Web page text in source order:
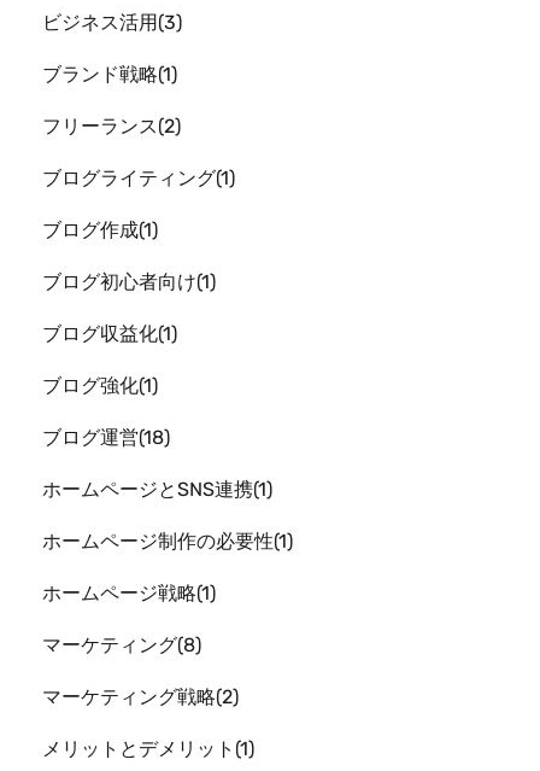
ビジネス活用 3
ブランド戦略 1
フリーランス 2
ブログライティング 1
ブログ作成 1
ブログ初心者向け 1
ブログ収益化 1
ブログ強化 1
ブログ運営 18
ホームページとSNS連携 1
ホームページ制作の必要性 1
ホームページ戦略 1
マーケティング 8
マーケティング戦略 2
メリットとデメリット 1